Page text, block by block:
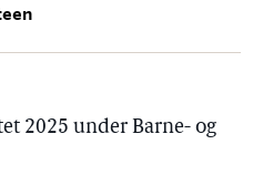
2025 under Barne- og